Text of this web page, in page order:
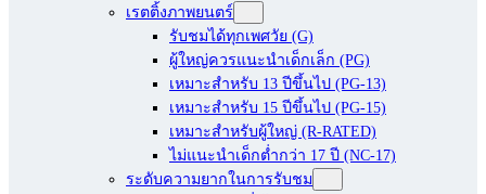
เรตติ้งภาพยนตร์
รับชมได้ทุกเพศวัย (G)
ผู้ใหญ่ควรแนะนำเด็กเล็ก (PG)
เหมาะสำหรับ 13 ปีขึ้นไป (PG-13)
เหมาะสำหรับ 15 ปีขึ้นไป (PG-15)
เหมาะสำหรับผู้ใหญ่ (R-RATED)
ไม่แนะนำเด็กต่ำกว่า 17 ปี (NC-17)
ระดับความยากในการรับชม